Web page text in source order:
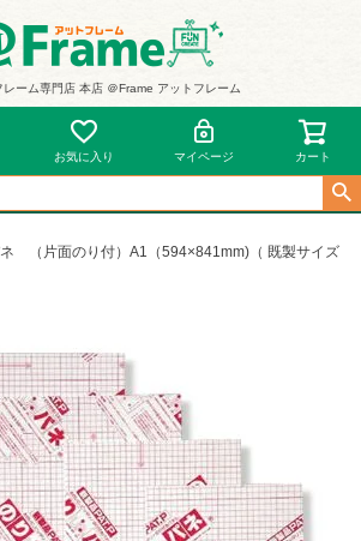
レーム専門店 本店 ＠Frame アットフレーム
お気に入り マイページ カート
（片面のり付）A1（594×841mm)（ 既製サイズ